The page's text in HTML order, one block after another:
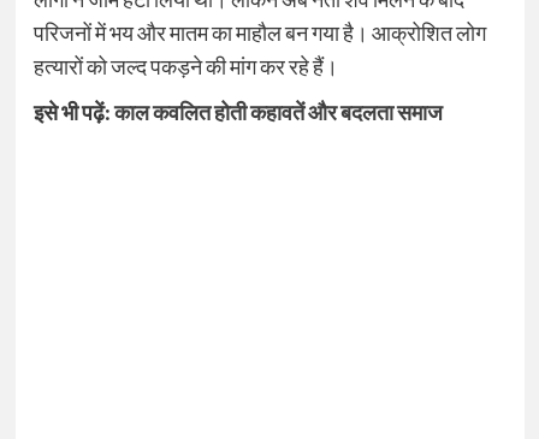
परिजनों में भय और मातम का माहौल बन गया है। आक्रोशित लोग
हत्यारों को जल्द पकड़ने की मांग कर रहे हैं।
इसे भी पढ़ें:काल कवलित होती कहावतें और बदलता समाज